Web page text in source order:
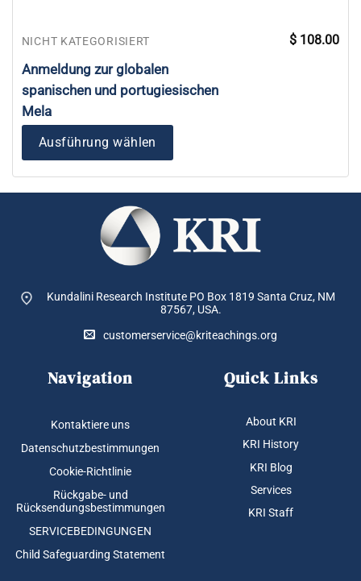
NICHT KATEGORISIERT
Anmeldung zur globalen
spanischen und portugiesischen
Mela
$ 108.00
Ausführung wählen
Kundalini Research Institute PO Box 1819 Santa Cruz, NM
87567, USA.
customerservice@kriteachings.org
Navigation
Kontaktiere uns
Datenschutzbestimmungen
Cookie-Richtlinie
Rückgabe- und
Rücksendungsbestimmungen
SERVICEBEDINGUNGEN
Child Safeguarding Statement
Quick Links
About KRI
KRI History
KRI Blog
Services
KRI Staff